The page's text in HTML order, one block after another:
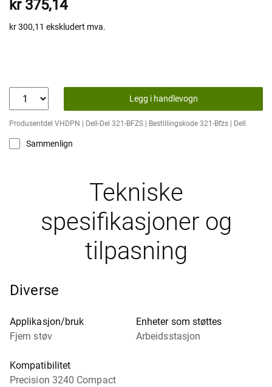
kr 375,14
kr 300,11 ekskludert mva.
Legg i handlevogn
Produsentdel VHDPN | Dell-Del 321-BFZS | Bestillingskode 321-Bfzs | Dell
Sammenlign
Tekniske
spesifikasjoner og
tilpasning
Diverse
Applikasjon/bruk
Fjern støv
Enheter som støttes
Arbeidsstasjon
Kompatibilitet
Precision 3240 Compact